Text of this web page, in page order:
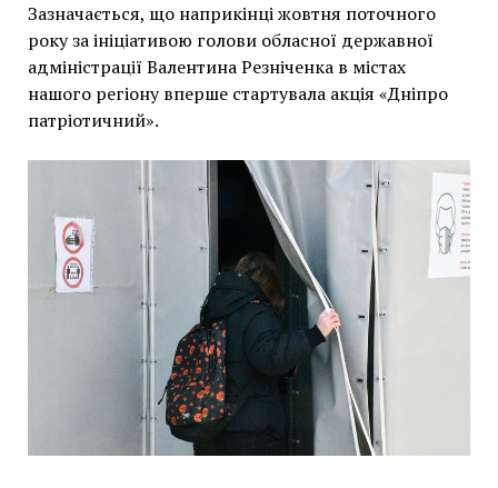
Зазначається, що наприкінці жовтня поточного
року за ініціативою голови обласної державної
адміністрації Валентина Резніченка в містах
нашого регіону вперше стартувала акція «Дніпро
патріотичний».